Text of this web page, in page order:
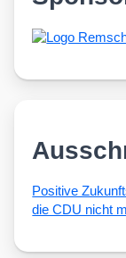
Posi­ti­ve
die CDU nicht